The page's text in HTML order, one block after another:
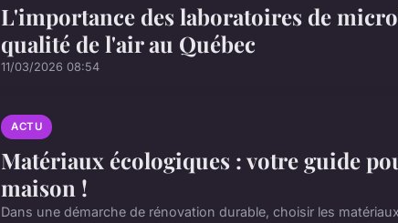
L'importance des laboratoires de
qualité de l'air au Québec
11/03/2026 08:54
ACTU
Matériaux écologiques : votre guide
maison !
Dans une démarche de rénovation durable, choisir les